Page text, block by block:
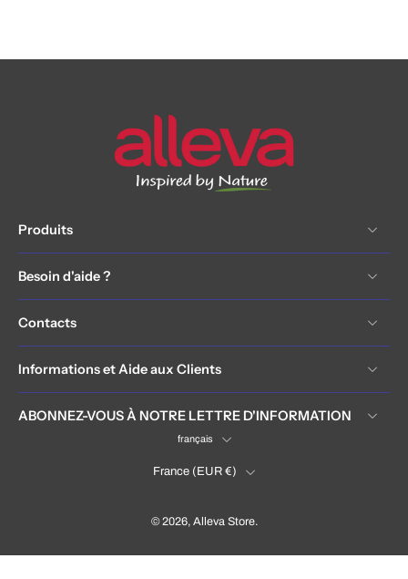
Produits
Besoin d'aide ?
Contacts
Informations et Aide aux Clients
ABONNEZ-VOUS À NOTRE LETTRE D'INFORMATION
français
France ‎(EUR €)‎
© 2026, Alleva Store.